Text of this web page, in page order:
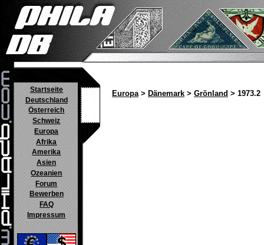
Startseite
Deutschland
Österreich
Schweiz
Europa
Afrika
Amerika
Asien
Ozeanien
Forum
Bewerben
FAQ
Impressum
Europa> Dänemark > Grönland > 1973.2